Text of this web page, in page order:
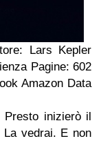
Lars Kepler
Pagine: 602
Amazon Data
Presto inizierò il
vedrai. E non